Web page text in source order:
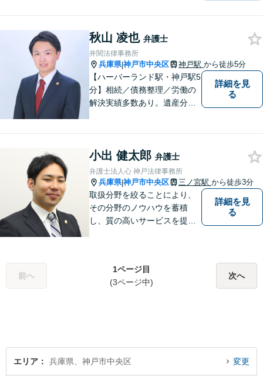
秋山 凌也 弁護士
井関法律事務所
兵庫県|神戸市中央区 神戸駅 から徒歩5分
【ハーバーランド駅・神戸駅5
分】相続／債務整理／労働の
解決実績多数あり。遺産分割
目指し、真摯に対応いたしま
す【当日・夜間・休日相談柔
軟に対応】神戸の企業さまの
ご相談にも対応
詳細を見
る
小出 健太郎 弁護士
弁護士法人心 神戸法律事務所
兵庫県|神戸市中央区 三ノ宮駅 から徒歩3分
取扱分野を絞ることにより、
その分野のノウハウを蓄積
し、質の高いサービスを提供
相談ください。
詳細を見
る
前へ
1ページ目
(3ページ中)
次へ
エリア 兵庫県、神戸市中央区 変更